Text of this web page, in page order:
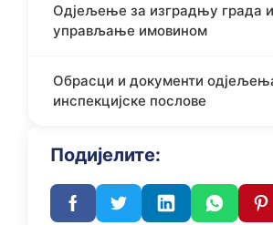
Одјељење за изградњу града и
управљање имовином
Обрасци и документи
инспекцијске послове
Подијелите: